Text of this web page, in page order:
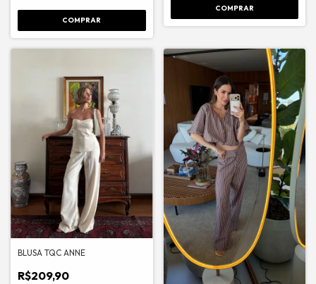
COMPRAR
COMPRAR
BLUSA TQC ANNE
R$209,90